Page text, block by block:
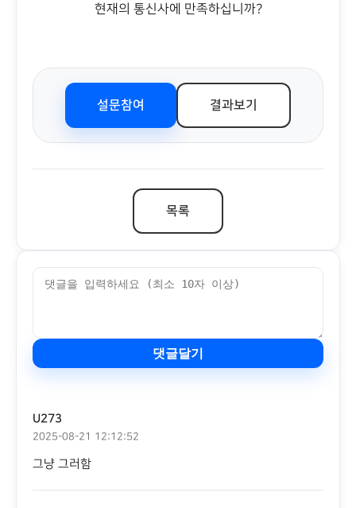
현재의 통신사에 만족하십니까?
설문참여 결과보기
목록
댓글달기
U273
2025-08-21 12:12:52
그냥 그러함